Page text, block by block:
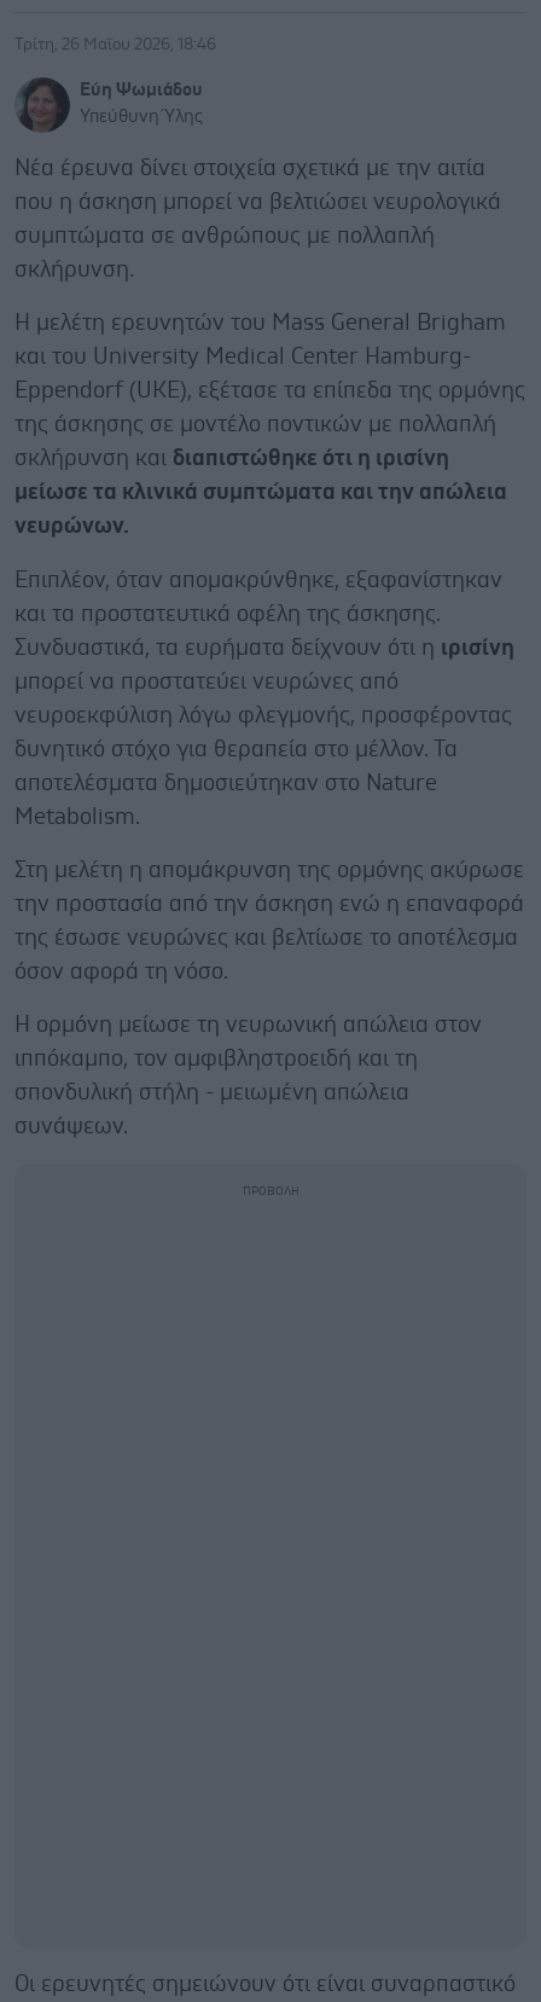
Τρίτη, 26 Μαΐου 2026, 18:46
Εύη Ψωμιάδου
Υπεύθυνη Ύλης
Νέα έρευνα δίνει στοιχεία σχετικά με την αιτία
που η άσκηση μπορεί να βελτιώσει νευρολογικά
συμπτώματα σε ανθρώπους με πολλαπλή
σκλήρυνση.
Η μελέτη ερευνητών του Mass General Brigham
και του University Medical Center Hamburg-
Eppendorf (UKE), εξέτασε τα επίπεδα της ορμόνης
της άσκησης σε μοντέλο ποντικών με πολλαπλή
σκλήρυνση και διαπιστώθηκε ότι η ιρισίνη
μείωσε τα κλινικά συμπτώματα και την απώλεια
νευρώνων.
Επιπλέον, όταν απομακρύνθηκε, εξαφανίστηκαν
και τα προστατευτικά οφέλη της άσκησης.
Συνδυαστικά, τα ευρήματα δείχνουν ότι η ιρισίνη
μπορεί να προστατεύει νευρώνες από
νευροεκφύλιση λόγω φλεγμονής, προσφέροντας
δυνητικό στόχο για θεραπεία στο μέλλον. Τα
αποτελέσματα δημοσιεύτηκαν στο Nature
Metabolism.
Στη μελέτη η απομάκρυνση της ορμόνης ακύρωσε
την προστασία από την άσκηση ενώ η επαναφορά
της έσωσε νευρώνες και βελτίωσε το αποτέλεσμα
όσον αφορά τη νόσο.
Η ορμόνη μείωσε τη νευρωνική απώλεια στον
ιππόκαμπο, τον αμφιβληστροειδή και τη
σπονδυλική στήλη - μειωμένη απώλεια
συνάψεων.
Οι ερευνητές σημειώνουν ότι είναι συναρπαστικό